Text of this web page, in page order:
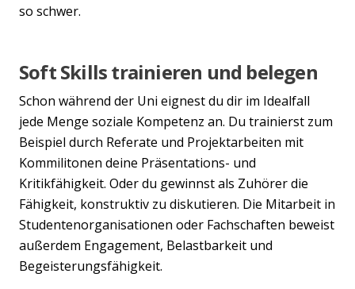
so schwer.
Soft Skills trainieren und belegen
Schon während der Uni eignest du dir im Idealfall
jede Menge soziale Kompetenz an. Du trainierst zum
Beispiel durch Referate und Projektarbeiten mit
Kommilitonen deine Präsentations- und
Kritikfähigkeit. Oder du gewinnst als Zuhörer die
Fähigkeit, konstruktiv zu diskutieren. Die Mitarbeit in
Studentenorganisationen oder Fachschaften beweist
außerdem Engagement, Belastbarkeit und
Begeisterungsfähigkeit.